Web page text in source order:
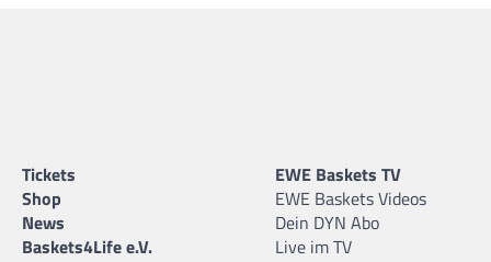
Tickets
Shop
News
Baskets4Life e.V.
EWE Baskets TV
EWE Baskets Videos
Dein DYN Abo
Live im TV